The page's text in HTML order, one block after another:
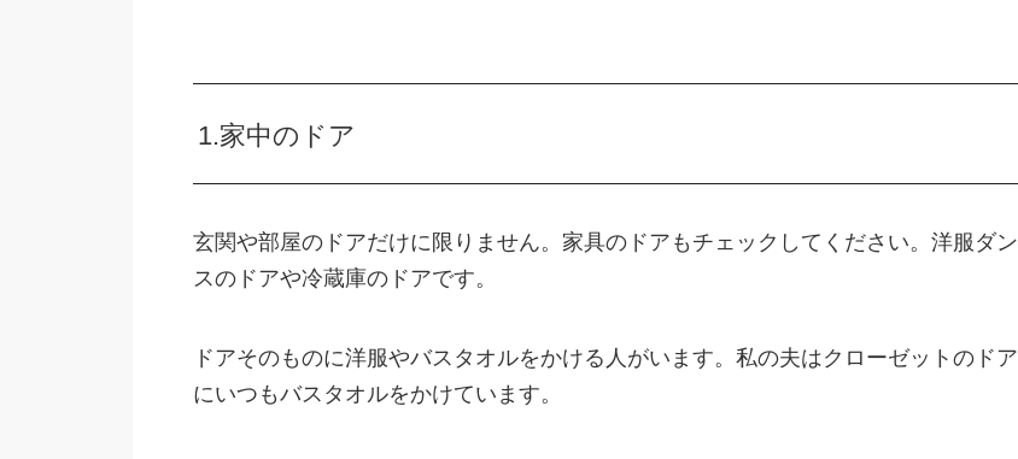
1.家中のドア
玄関や部屋のドアだけに限りません。家具のドアもチェックしてください。洋服ダン
スのドアや冷蔵庫のドアです。
ドアそのものに洋服やバスタオルをかける人がいます。私の夫はクローゼットのドア
にいつもバスタオルをかけています。